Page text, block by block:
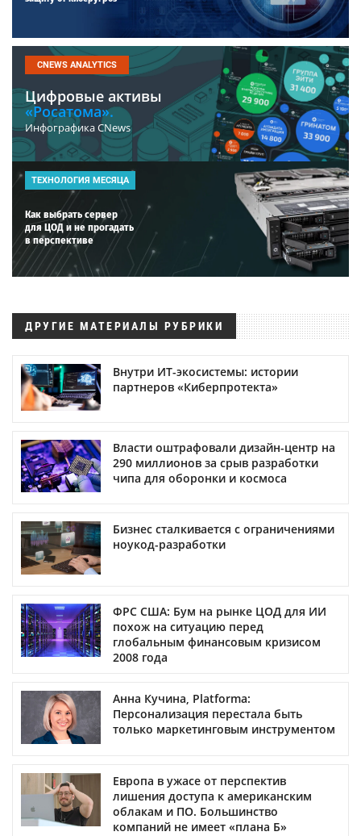
CNEWS ANALYTICS
Цифровые активы
«Росатома».
Инфографика CNews
ТЕХНОЛОГИЯ МЕСЯЦА
Как выбрать сервер
для ЦОД и не прогадать
в перспективе
ДРУГИЕ МАТЕРИАЛЫ РУБРИКИ
Внутри ИТ-экосистемы: истории
партнеров «Киберпротекта»
Власти оштрафовали дизайн-центр на
290 миллионов за срыв разработки
чипа для оборонки и космоса
Бизнес сталкивается с ограничениями
ноукод-разработки
ФРС США: Бум на рынке ЦОД для ИИ
похож на ситуацию перед
глобальным финансовым кризисом
2008 года
Анна Кучина, Platforma:
Персонализация перестала быть
только маркетинговым инструментом
Европа в ужасе от перспектив
лишения доступа к американским
облакам и ПО. Большинство
компаний не имеет «плана Б»